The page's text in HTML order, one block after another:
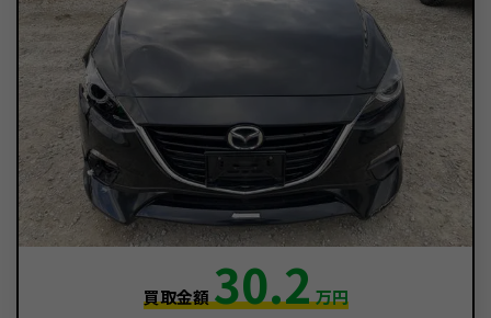
買取金額30.2万円